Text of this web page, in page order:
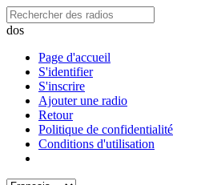
dos
Page d'accueil
S'identifier
S'inscrire
Ajouter une radio
Retour
Politique de confidentialité
Conditions d'utilisation